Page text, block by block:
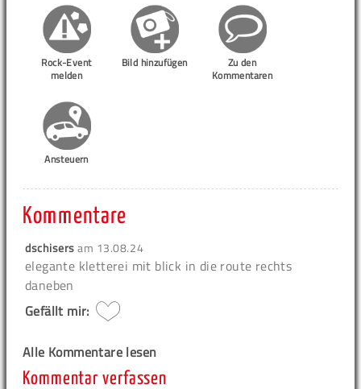
Rock-Event
melden
Bild hinzufügen
Zu den
Kommentaren
Ansteuern
Kommentare
dschisersam 13.08.24
elegante kletterei mit blick in die route rechts
daneben
Gefällt mir:
Alle Kommentare lesen
Kommentar verfassen